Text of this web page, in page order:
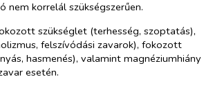
nem korrelál szükségszerűen.
szükséglet (terhesség, szoptatás),
felszívódási zavarok), fokozott
hasmenés), valamint magnéziumhiány
esetén.